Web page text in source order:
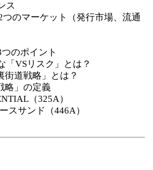
ス
のマーケット（発行市場、流通
のポイント
「VSリスク」とは？
街道戦略」とは？
略」の定義
（325A）
スサンド（446A）